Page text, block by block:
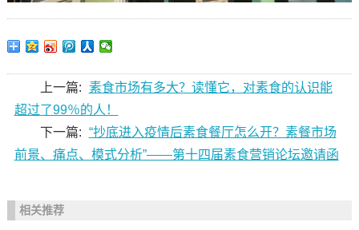
上一篇: 素食市场有多大？读懂它，对素食的认识能
超过了99％的人！
下一篇: “抄底进入疫情后素食餐厅怎么开？素餐市场
前景、痛点、模式分析”——第十四届素食营销论坛邀请函
相关推荐